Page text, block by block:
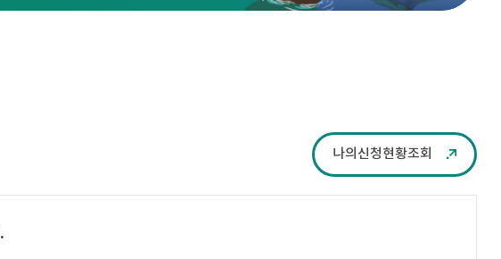
나의신청현황조회